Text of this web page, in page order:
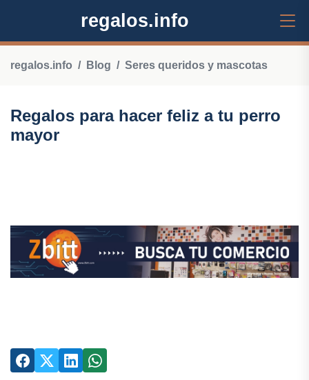
regalos.info
regalos.info Blog Seres queridos y mascotas
Regalos para hacer feliz a tu perro
mayor